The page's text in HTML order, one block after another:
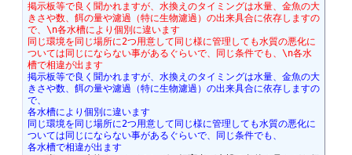
掲示板等で良く聞かれますが、水換えのタイミングは水量、金魚の大
きさや数、餌の量や濾過（特に生物濾過）の出来具合に依存しますの
で、\n各水槽により個別に違います
同じ環境を同じ場所に2つ用意して同じ様に管理しても水質の悪化に
ついては同じにならない事があるぐらいで、同じ条件でも、\n各水
槽で相違が出ます
掲示板等で良く聞かれますが、水換えのタイミングは水量、金魚の大
きさや数、餌の量や濾過（特に生物濾過）の出来具合に依存しますの
で、
各水槽により個別に違います
同じ環境を同じ場所に2つ用意して同じ様に管理しても水質の悪化に
ついては同じにならない事があるぐらいで、同じ条件でも、
各水槽で相違が出ます